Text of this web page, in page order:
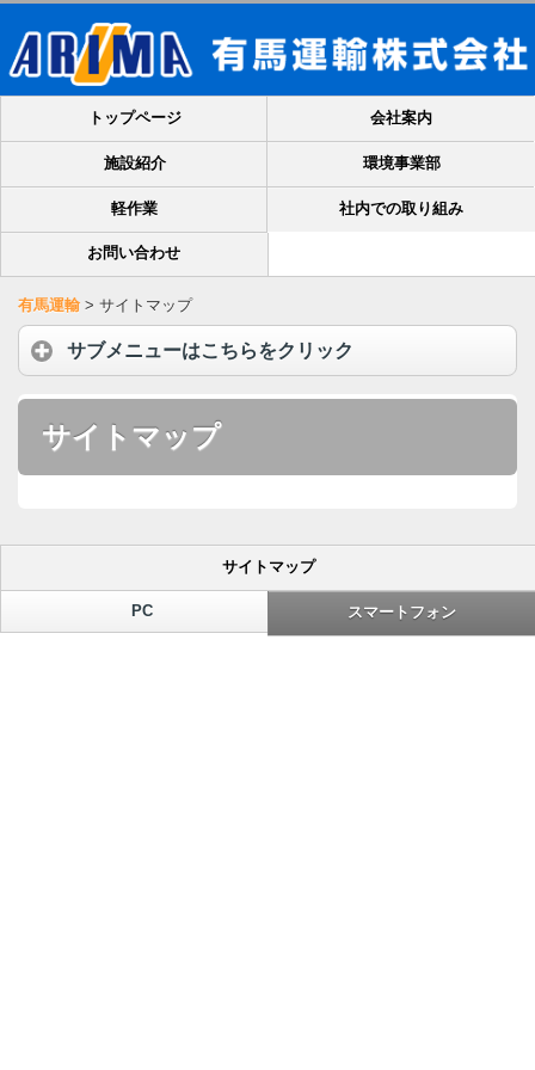
トップページ 会社案内
施設紹介 環境事業部
軽作業 社内での取り組み
お問い合わせ
有馬運輸 > サイトマップ
サブメニューはこちらをクリック
サイトマップ
サイトマップ
PC スマートフォン